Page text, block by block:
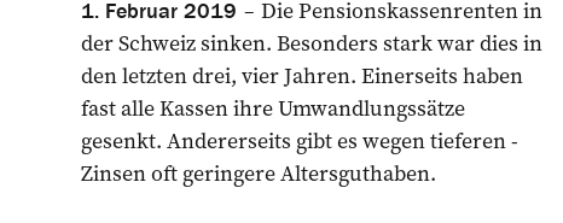
1. Februar 2019
Die Pensionskassenrenten in
der Schweiz sinken. Besonders stark war dies in
den letzten drei, vier Jahren. Einerseits haben
fast alle Kassen ihre Umwandlungssätze
gesenkt. Andererseits gibt es wegen tieferen ­
Zinsen oft geringere Altersguthaben.